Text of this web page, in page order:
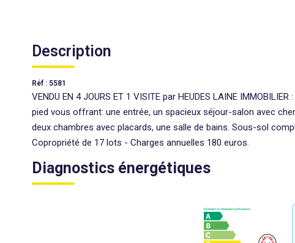
Description
Réf : 5581
VENDU EN 4 JOURS ET 1 VISITE par HEUDES LAINE
pied vous offrant: une entrée, un spacieux séjour-salon avec
deux chambres avec placards, une salle de bains. Sous-sol
Copropriété de 17 lots - Charges annuelles 180 euros.
Diagnostics énergétiques